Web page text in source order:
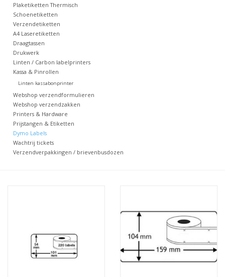
Merken
Plaketiketten Thermisch
Schoenetiketten
Verzendetiketten
A4 Laseretiketten
Draagtassen
Drukwerk
Linten / Carbon labelprinters
Kassa & Pinrollen
Linten kassabonprinter
Webshop verzendformulieren
Webshop verzendzakken
Printers & Hardware
Prijstangen & Etiketten
Dymo Labels
Wachtrij tickets
Verzendverpakkingen / brievenbusdozen